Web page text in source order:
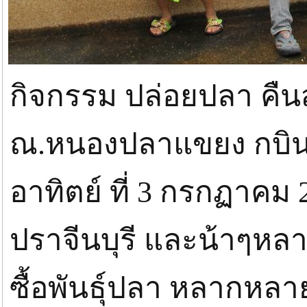
กิจกรรม ปล่อยปลา คื
ณ.หนองปลาแขยง กบิ
อาทิตย์ ที่ 3 กรกฏาคม
ปราจีนบุรี และน้าๆห
ซื้อพันธุ์ปลา หลากหล